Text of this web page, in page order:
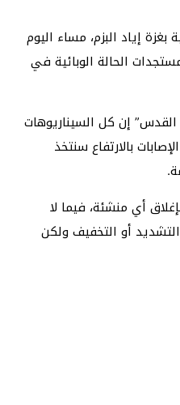
بغزة إياد البزم، مساء اليوم
2021، حول مستجدات الحالة الوبائية في
إن كل السيناريوهات
بالارتفاع سنتخذ
أي منشئة، فيما لا
أو التخفيف ولكن